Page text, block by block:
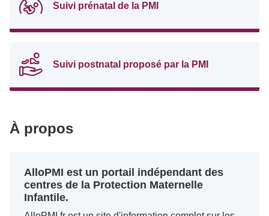
Suivi prénatal de la PMI
Suivi postnatal proposé par la PMI
À propos
AlloPMI est un portail indépendant des
centres de la Protection Maternelle
Infantile.